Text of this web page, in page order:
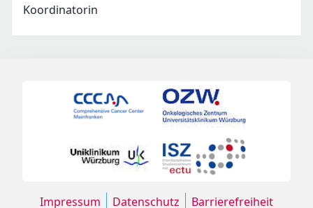
Koordinatorin
Impressum Datenschutz Barrierefreiheit